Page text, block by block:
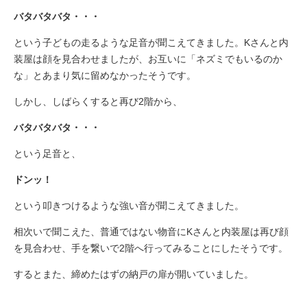
バタバタバタ・・・
という子どもの走るような足音が聞こえてきました。Kさんと内
装屋は顔を見合わせましたが、お互いに「ネズミでもいるのか
な」とあまり気に留めなかったそうです。
しかし、しばらくすると再び2階から、
バタバタバタ・・・
という足音と、
ドンッ！
という叩きつけるような強い音が聞こえてきました。
相次いで聞こえた、普通ではない物音にKさんと内装屋は再び顔
を見合わせ、手を繋いで2階へ行ってみることにしたそうです。
するとまた、締めたはずの納戸の扉が開いていました。